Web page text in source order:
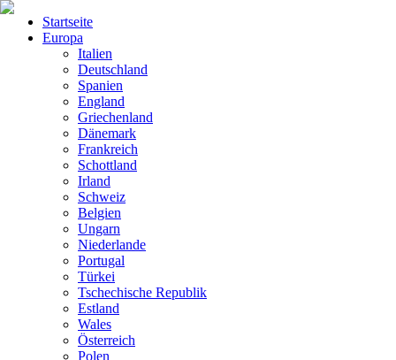
Startseite
Europa
Italien
Deutschland
Spanien
England
Griechenland
Dänemark
Frankreich
Schottland
Irland
Schweiz
Belgien
Ungarn
Niederlande
Portugal
Türkei
Tschechische Republik
Estland
Wales
Österreich
Polen